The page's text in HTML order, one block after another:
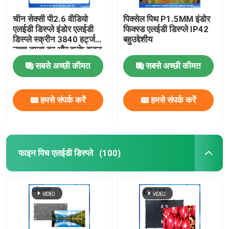
चीन सेक्सी पी2.6 वीडियो
एलईडी डिस्प्ले इंडोर एलईडी
डिस्प्ले स्क्रीन 3840 हर्ट्ज
उच्च ताज़ा दर और हल्के वजन
के साथ
सबसे अच्छी कीमत
हमसे संपर्क करें
पिक्सेल पिथ P1.5MM इंडोर
फिक्स्ड एलईडी डिस्प्ले IP42
बहुउद्देशीय
सबसे अच्छी कीमत
हमसे संपर्क करें
फाइन पिच एलईडी डिस्प्ले (100)